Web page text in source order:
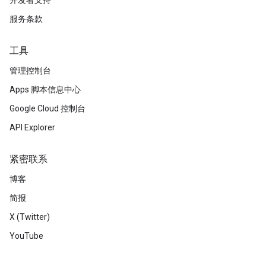
服务条款
工具
管理控制台
Apps 脚本信息中心
Google Cloud 控制台
API Explorer
紧密联系
博客
简报
X (Twitter)
YouTube